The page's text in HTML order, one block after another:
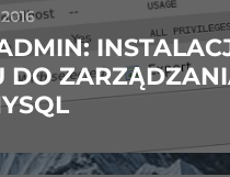
DO